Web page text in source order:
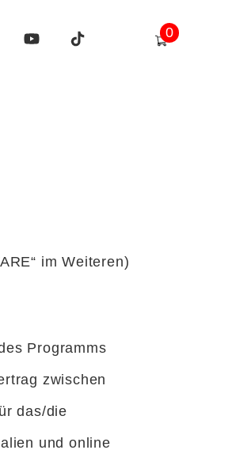
0
im Weiteren)
Programms
zwischen
das/die
und online